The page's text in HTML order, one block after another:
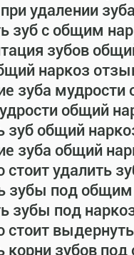
удалении
зуб с общим
зубов
наркоз
зуба
общий
зуб общий
зуба общий
стоит удалить
зубы под
зубы под
стоит
корни зубов